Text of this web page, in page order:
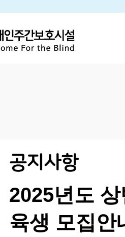
공지사항
2025년도
육생 모집안